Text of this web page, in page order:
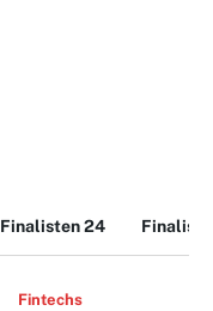
Finalisten 24
Fintechs